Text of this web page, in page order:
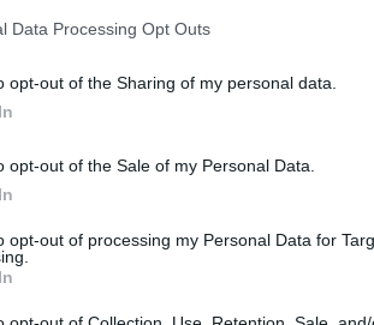
Data Processing Opt Outs
opt-out of the Sharing of my personal data.
opt-out of the Sale of my Personal Data.
opt-out of processing my Personal Data for
секогаш се грижел само
за интересот на граѓаните.
и официјалните институции на
повеќе негативни
за времето кога беше
од Вреди.
СЕ НАМАЛУВА
Откриен нов